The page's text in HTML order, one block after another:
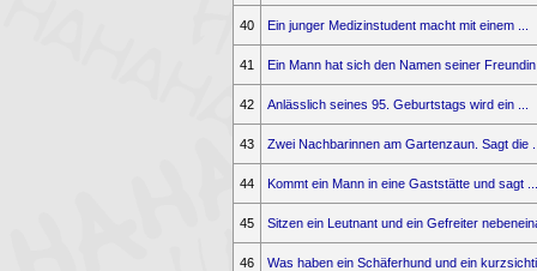
40 Ein junger Medizinstudent macht mit einem ...
41 Ein Mann hat sich den Namen seiner
42 Anlässlich seines 95. Geburtstags wird ein ...
43 Zwei Nachbarinnen am Gartenzaun. Sagt die
44 Kommt ein Mann in eine Gaststätte und sagt ...
45 Sitzen ein Leutnant und ein Gefreiter
46 Was haben ein Schäferhund und ein